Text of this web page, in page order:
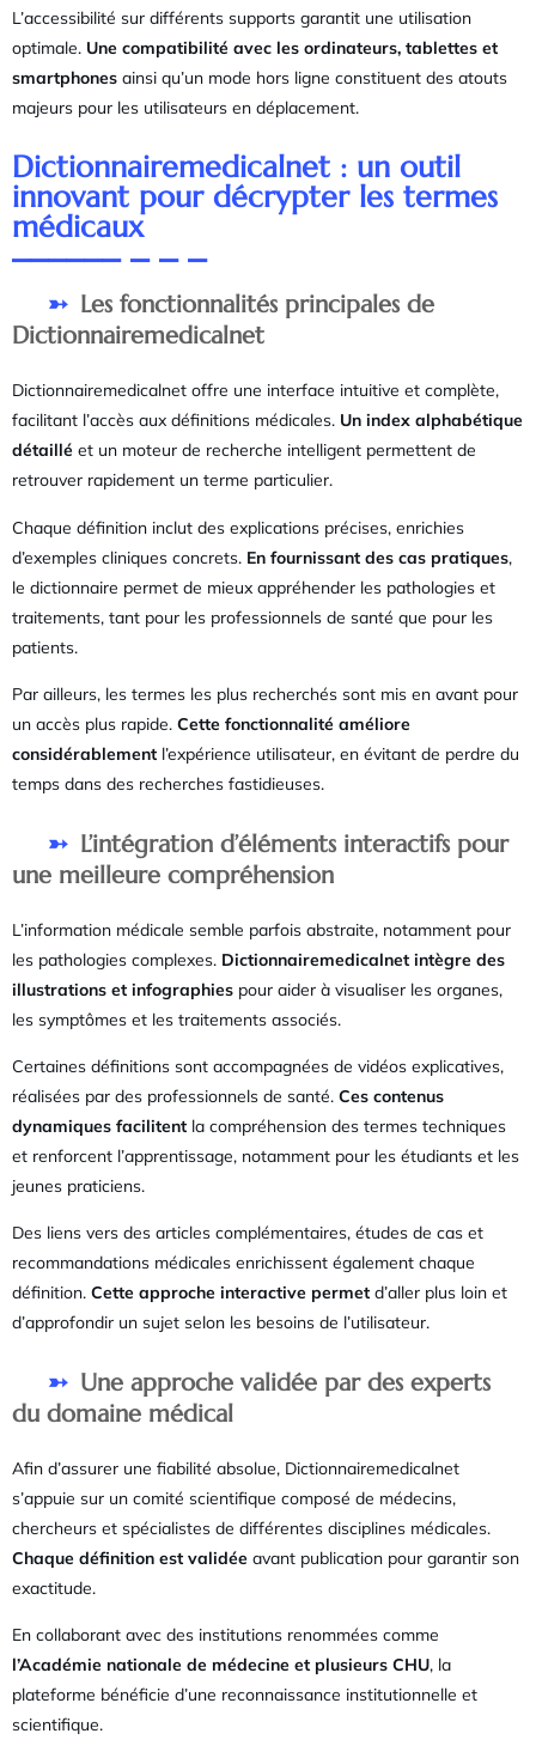
L’accessibilité sur différents supports garantit une utilisation
optimale. Une compatibilité avec les ordinateurs, tablettes et
smartphones ainsi qu’un mode hors ligne constituent des atouts
majeurs pour les utilisateurs en déplacement.
Dictionnairemedicalnet : un outil
innovant pour décrypter les termes
médicaux
Les fonctionnalités principales de
Dictionnairemedicalnet
Dictionnairemedicalnet offre une interface intuitive et complète,
facilitant l’accès aux définitions médicales. Un index alphabétique
détaillé et un moteur de recherche intelligent permettent de
retrouver rapidement un terme particulier.
Chaque définition inclut des explications précises, enrichies
d’exemples cliniques concrets. En fournissant des cas pratiques,
le dictionnaire permet de mieux appréhender les pathologies et
traitements, tant pour les professionnels de santé que pour les
patients.
Par ailleurs, les termes les plus recherchés sont mis en avant pour
un accès plus rapide. Cette fonctionnalité améliore
considérablement l’expérience utilisateur, en évitant de perdre du
temps dans des recherches fastidieuses.
L’intégration d’éléments interactifs pour
une meilleure compréhension
L’information médicale semble parfois abstraite, notamment pour
les pathologies complexes. Dictionnairemedicalnet intègre des
illustrations et infographies pour aider à visualiser les organes,
les symptômes et les traitements associés.
Certaines définitions sont accompagnées de vidéos explicatives,
réalisées par des professionnels de santé. Ces contenus
dynamiques facilitent la compréhension des termes techniques
et renforcent l’apprentissage, notamment pour les étudiants et les
jeunes praticiens.
Des liens vers des articles complémentaires, études de cas et
recommandations médicales enrichissent également chaque
définition. Cette approche interactive permet d’aller plus loin et
d’approfondir un sujet selon les besoins de l’utilisateur.
Une approche validée par des experts
du domaine médical
Afin d’assurer une fiabilité absolue, Dictionnairemedicalnet
s’appuie sur un comité scientifique composé de médecins,
chercheurs et spécialistes de différentes disciplines médicales.
Chaque définition est validée avant publication pour garantir son
exactitude.
En collaborant avec des institutions renommées comme
l’Académie nationale de médecine et plusieurs CHU, la
plateforme bénéficie d’une reconnaissance institutionnelle et
scientifique.